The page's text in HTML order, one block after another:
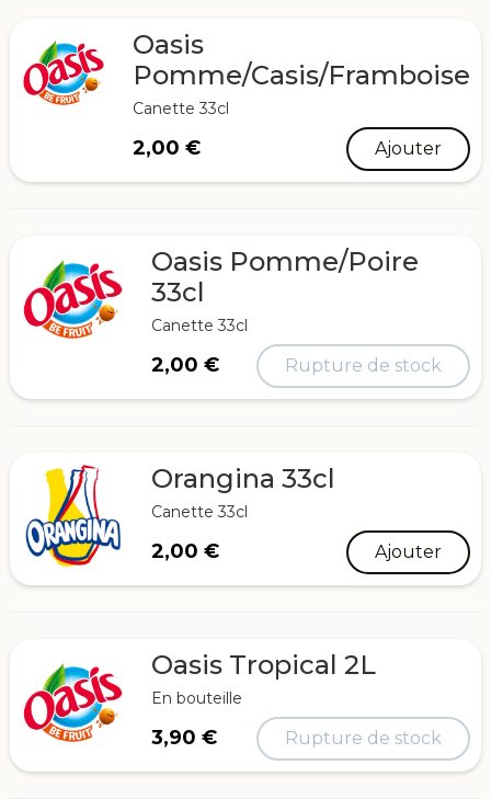
Oasis
Pomme/Casis/Framboise
Canette 33cl
2,00€ Ajouter
Oasis Pomme/Poire
33cl
Canette 33cl
2,00 € Rupture de stock
Orangina 33cl
Canette 33cl
2,00 € Ajouter
Oasis Tropical 2L
En bouteille
3,90 € Rupture de stock